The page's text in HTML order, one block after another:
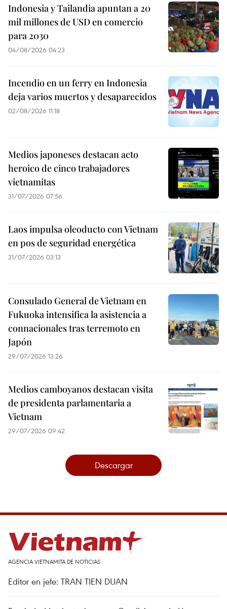
Indonesia y Tailandia apuntan a 20
mil millones de USD en comercio
para 2030
04/08/2026 04:23
Incendio en un ferry en Indonesia
deja varios muertos y desaparecidos
02/08/2026 11:18
Medios japoneses destacan acto
heroico de cinco trabajadores
vietnamitas
31/07/2026 07:56
Laos impulsa oleoducto con Vietnam
en pos de seguridad energética
31/07/2026 03:13
Consulado General de Vietnam en
Fukuoka intensifica la asistencia a
connacionales tras terremoto en
Japón
29/07/2026 13:26
Medios camboyanos destacan visita
de presidenta parlamentaria a
Vietnam
29/07/2026 09:42
Descargar
AGENCIA VIETNAMITA DE NOTICIAS
Editor en jefe: TRAN TIEN DUAN